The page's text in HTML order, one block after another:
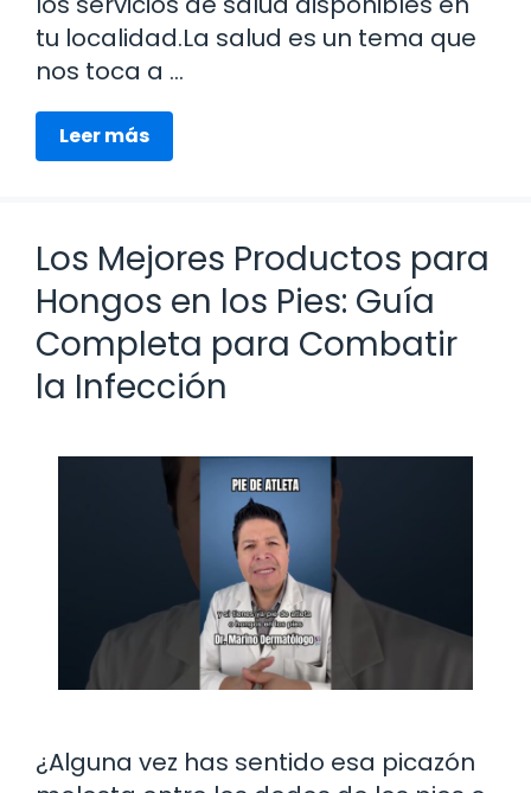
tu localidad.La salud es un tema que
nos toca a …
Leer más
Los Mejores Productos para
Hongos en los Pies: Guía
Completa para Combatir
la Infección
¿Alguna vez has sentido esa picazón